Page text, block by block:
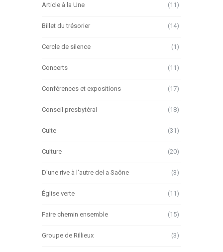
Article à la Une (11)
Billet du trésorier (14)
Cercle de silence (1)
Concerts (11)
Conférences et expositions (17)
Conseil presbytéral (18)
Culte (31)
Culture (20)
D'une rive à l'autre del a Saône (3)
Église verte (11)
Faire chemin ensemble (15)
Groupe de Rillieux (3)